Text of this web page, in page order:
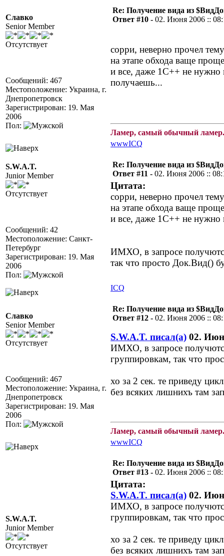
Славко
Senior Member
Отсутствует
Сообщений: 467
Местоположение: Украина, г.
Днепропетровск
Зарегистрирован: 19. Мая
2006
Пол:
Re: Получение вида из
Ответ #10 - 02. Июня 2006 ::
сорри, неверно прочел
на этапе обхода ваще
и все, даже 1С++ не нужно
получаешь...
Ламер, самый обычный
wwwICQ
S.W.A.T.
Junior Member
Отсутствует
Сообщений: 42
Местоположение: Санкт-
Петербург
Зарегистрирован: 19. Мая
2006
Пол:
Re: Получение вида из
Ответ #11 - 02. Июня 2006 ::
Цитата:
сорри, неверно прочел
на этапе обхода ваще
и все, даже 1С++ не нужно
ИМХО, в запросе
так что просто Док.Вид()
ICQ
Славко
Senior Member
Отсутствует
Сообщений: 467
Местоположение: Украина, г.
Днепропетровск
Зарегистрирован: 19. Мая
2006
Пол:
Re: Получение вида из
Ответ #12 - 02. Июня 2006 ::
S.W.A.T. писал(а) 02.
ИМХО, в запросе
группировкам, так что
хо за 2 сек. те приведу
без всяких лишнихъ там
Ламер, самый обычный
wwwICQ
S.W.A.T.
Junior Member
Отсутствует
Re: Получение вида из
Ответ #13 - 02. Июня 2006 ::
Цитата:
S.W.A.T. писал(а) 02.
ИМХО, в запросе
группировкам, так что
хо за 2 сек. те приведу
без всяких лишнихъ там